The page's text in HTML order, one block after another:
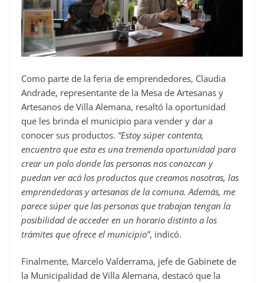
Como parte de la feria de emprendedores, Claudia
Andrade, representante de la Mesa de Artesanas y
Artesanos de Villa Alemana, resaltó la oportunidad
que les brinda el municipio para vender y dar a
conocer sus productos. “Estoy súper contenta,
encuentro que esta es una tremenda oportunidad para
crear un polo donde las personas nos conozcan y
puedan ver acá los productos que creamos nosotras, las
emprendedoras y artesanas de la comuna. Además, me
parece súper que las personas que trabajan tengan la
posibilidad de acceder en un horario distinto a los
trámites que ofrece el municipio”, indicó.
Finalmente, Marcelo Valderrama, jefe de Gabinete de
la Municipalidad de Villa Alemana, destacó que la